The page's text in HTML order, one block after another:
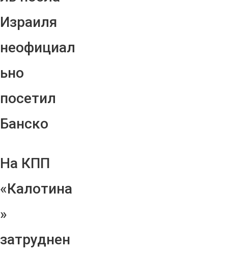
Израиля
неофициал
ьно
посетил
Банско
На КПП
«Калотина
»
затруднен